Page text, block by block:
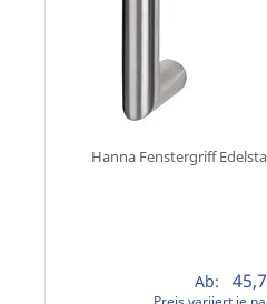
Hanna Fenstergriff
Ab: